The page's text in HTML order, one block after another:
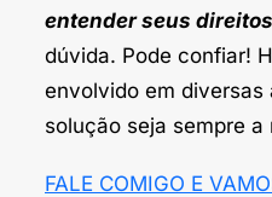
entender seus direitos
dúvida. Pode confiar!
envolvido em diversas
solução seja sempre a
FALE COMIGO E